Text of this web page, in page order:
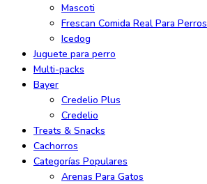
Mascoti
Frescan Comida Real Para Perros
Icedog
Juguete para perro
Multi-packs
Bayer
Credelio Plus
Credelio
Treats & Snacks
Cachorros
Categorías Populares
Arenas Para Gatos